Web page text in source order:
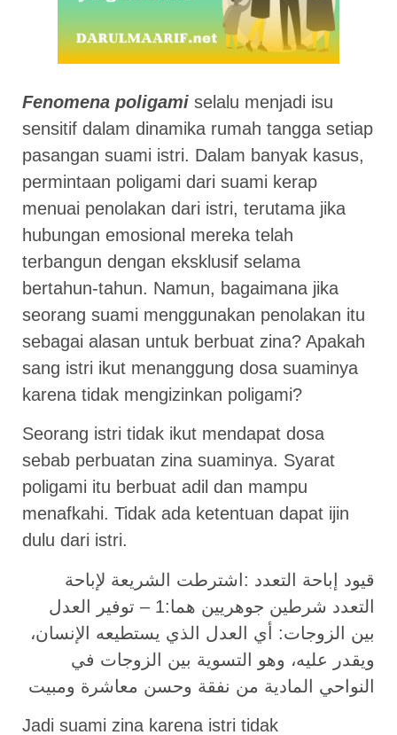
Fenomena poligami selalu menjadi isu
sensitif dalam dinamika rumah tangga setiap
pasangan suami istri. Dalam banyak kasus,
permintaan poligami dari suami kerap
menuai penolakan dari istri, terutama jika
hubungan emosional mereka telah
terbangun dengan eksklusif selama
bertahun-tahun. Namun, bagaimana jika
seorang suami menggunakan penolakan itu
sebagai alasan untuk berbuat zina? Apakah
sang istri ikut menanggung dosa suaminya
karena tidak mengizinkan poligami?
Seorang istri tidak ikut mendapat dosa
sebab perbuatan zina suaminya. Syarat
poligami itu berbuat adil dan mampu
menafkahi. Tidak ada ketentuan dapat ijin
dulu dari istri.
قيود إباحة التعدد :اشترطت الشريعة لإباحة
التعدد شرطين جوهريين هما:1 – توفير العدل
بين الزوجات: أي العدل الذي يستطيعه الإنسان،
ويقدر عليه، وهو التسوية بين الزوجات في
النواحي المادية من نفقة وحسن معاشرة ومبيت
Jadi suami zina karena istri tidak